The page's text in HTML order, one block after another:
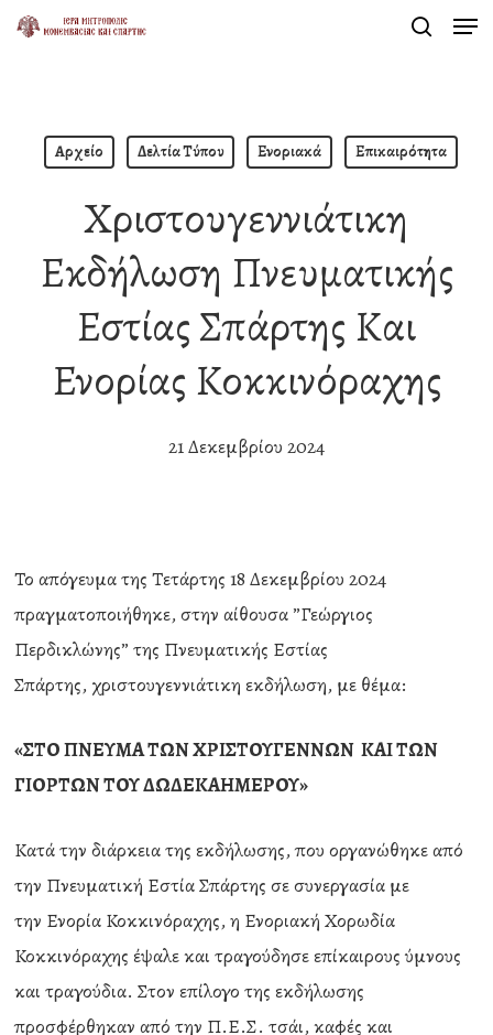
Skip
Αρχείο Δελτία Τύπου Ενοριακά Επικαιρότητα
Χριστουγεννιάτικη
Εκδήλωση Πνευματικής
Εστίας Σπάρτης Και
Ενορίας Κοκκινόραχης
21 Δεκεμβρίου 2024
Το απόγευμα της Τετάρτης 18 Δεκεμβρίου 2024
πραγματοποιήθηκε, στην αίθουσα ”Γεώργιος
Περδικλώνης” της Πνευματικής Εστίας
Σπάρτης, χριστουγεννιάτικη εκδήλωση, με θέμα:
«ΣΤΟ ΠΝΕΥΜΑ ΤΩΝ ΧΡΙΣΤΟΥΓΕΝΝΩΝ ΚΑΙ ΤΩΝ
ΓΙΟΡΤΩΝ ΤΟΥ ΔΩΔΕΚΑΗΜΕΡΟΥ»
Κατά την διάρκεια της εκδήλωσης, που οργανώθηκε από
την Πνευματική Εστία Σπάρτης σε συνεργασία με
την Ενορία Κοκκινόραχης, η Ενοριακή Χορωδία
Κοκκινόραχης έψαλε και τραγούδησε επίκαιρους ύμνους
και τραγούδια. Στον επίλογο της εκδήλωσης
προσφέρθηκαν από την Π.Ε.Σ. τσάι, καφές και